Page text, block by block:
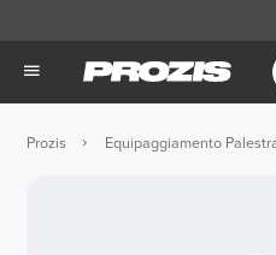
Prozis Equipaggiamento